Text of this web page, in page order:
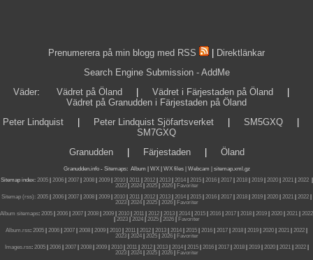
Prenumerera på min blogg med RSS
Direktlänkar
Search Engine Submission - AddMe
Väder: Vädret på Öland Vädret i Färjestaden på Öland
Vädret på Granudden i Färjestaden på Öland
Peter Lindquist
Peter Lindquist Sjöfartsverket SM5GXQ
SM7GXQ
Granudden| Färjestaden| Öland
Granudden.info- Sitemaps: Album WX WX files | Webcam |
sitemap.xml.gz
Sitemap index: 2005| 2006| 2007| 2008| 2009| 2010| 2011| 2012| 2013| 2014| 2015| 2016| 2017| 2018| 2019| 2020| 2021| 2022|
2023| 2024| 2025| 2026|
Favoriter
Sitemap (rss): 2005 2006 2007 2008 2009 2010 2011 2012 2013 2014 2015 2016 2017 2018 2019 2020 2021 2022
2023| 2024| 2025| 2026|
Favoriter
Album sitemaps: 2005 2006 2007 2008 2009 2010 2011 2012 2013 2014 2015 2016 2017 2018 2019 2020 2021
2022
2023| 2024| 2025| 2026|
Favoriter
Album.rss: 2005 2006 2007 2008 2009 2010 2011 2012 2013 2014 2015 2016 2017 2018 2019 2020 2021 2022
2023| 2024| 2025| 2026|
Favoriter
Images.rss: 2005| 2006| 2007| 2008| 2009| 2010| 2011| 2012| 2013| 2014| 2015| 2016| 2017| 2018| 2019| 2020| 2021| 2022|
2023| 2024| 2025| 2026|
Favoriter